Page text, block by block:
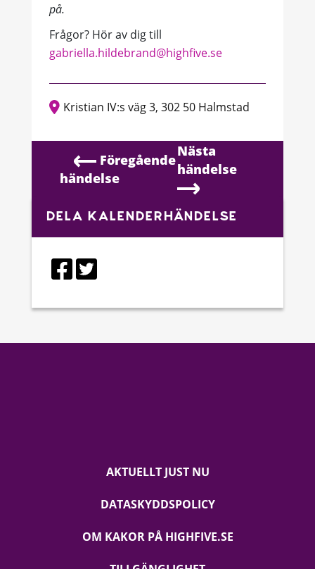
på.
Frågor? Hör av dig till
gabriella.hildebrand@highfive.se
Kristian IV:s väg 3, 302 50 Halmstad
Föregående
händelse
Nästa
händelse
DELA KALENDERHÄNDELSE
AKTUELLT JUST NU
DATASKYDDSPOLICY
OM KAKOR PÅ HIGHFIVE.SE